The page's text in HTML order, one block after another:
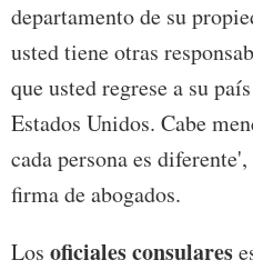
departamento de su
usted tiene otras
que usted regrese a su
Estados Unidos. Cabe
cada persona es
firma de abogados.
Los oficiales consulares